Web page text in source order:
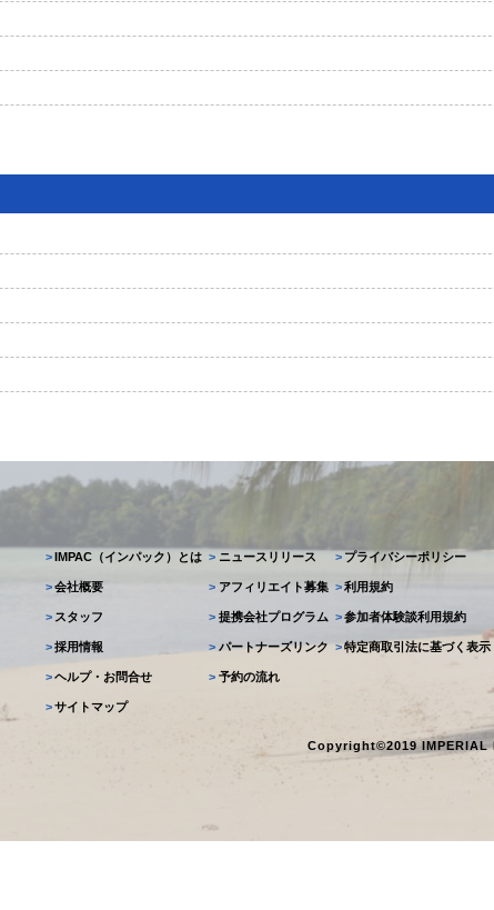
> IMPAC（インパック）とは
>会社概要
> スタッフ
>採用情報
>ヘルプ・お問合せ
>サイトマップ
> ニュースリリース
> アフィリエイト募集
> 提携会社プログラム
> パートナーズリンク
> 予約の流れ
> プライバシーポリシー
>利用規約
>参加者体験談利用規約
>特定商取引法に基づく表示
Copyright©2019